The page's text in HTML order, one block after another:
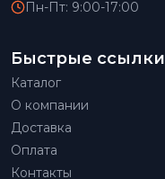
Пн-Пт: 9:00-17:00
Быстрые ссылки
Каталог
О компании
Доставка
Оплата
Контакты